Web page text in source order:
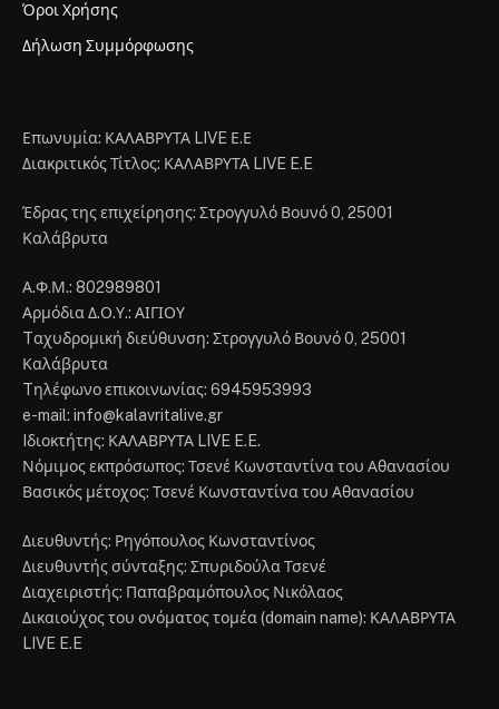
Όροι Χρήσης
Δήλωση Συμμόρφωσης
Επωνυμία: ΚΑΛΑΒΡΥΤΑ LIVE Ε.Ε
Διακριτικός Τίτλος: ΚΑΛΑΒΡΥΤΑ LIVE E.E
Έδρας της επιχείρησης: Στρογγυλό Βουνό 0, 25001
Καλάβρυτα
Α.Φ.Μ.: 802989801
Αρμόδια Δ.Ο.Υ.: ΑΙΓΙΟΥ
Tαχυδρομική διεύθυνση: Στρογγυλό Βουνό 0, 25001
Καλάβρυτα
Tηλέφωνο επικοινωνίας: 6945953993
e-mail: info@kalavritalive.gr
Iδιοκτήτης: ΚΑΛΑΒΡΥΤΑ LIVE E.E.
Νόμιμος εκπρόσωπος: Τσενέ Κωνσταντίνα του Αθανασίου
Βασικός μέτοχος: Τσενέ Κωνσταντίνα του Αθανασίου
Διευθυντής: Ρηγόπουλος Κωνσταντίνος
Διευθυντής σύνταξης: Σπυριδούλα Τσενέ
Διαχειριστής: Παπαβραμόπουλος Νικόλαος
Δικαιούχος του ονόματος τομέα (domain name): ΚΑΛΑΒΡΥΤΑ
LIVE E.E